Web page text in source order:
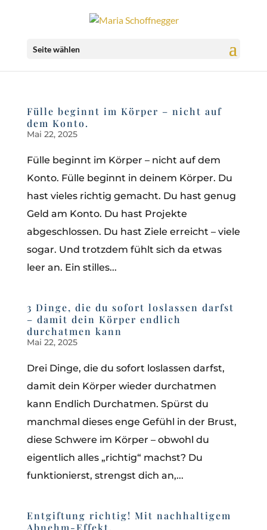
Seite wählen
Fülle beginnt im Körper – nicht auf
dem Konto.
Mai 22, 2025
Fülle beginnt im Körper – nicht auf dem
Konto. Fülle beginnt in deinem Körper. Du
hast vieles richtig gemacht. Du hast genug
Geld am Konto. Du hast Projekte
abgeschlossen. Du hast Ziele erreicht – viele
sogar. Und trotzdem fühlt sich da etwas
leer an. Ein stilles...
3 Dinge, die du sofort loslassen darfst
– damit dein Körper endlich
durchatmen kann
Mai 22, 2025
Drei Dinge, die du sofort loslassen darfst,
damit dein Körper wieder durchatmen
kann Endlich Durchatmen. Spürst du
manchmal dieses enge Gefühl in der Brust,
diese Schwere im Körper – obwohl du
eigentlich alles „richtig“ machst? Du
funktionierst, strengst dich an,...
Entgiftung richtig! Mit nachhaltigem